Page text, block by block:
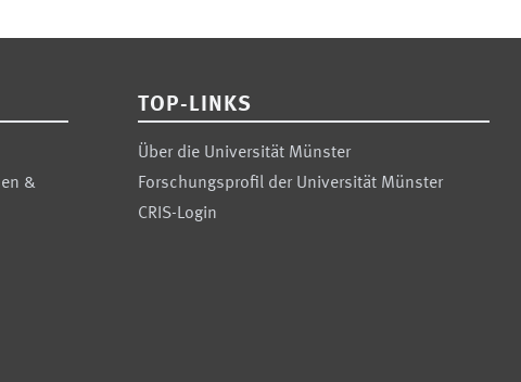
&
TOP-LINKS
Über die Universität Münster
Forschungsprofil der Universität Münster
CRIS-Login